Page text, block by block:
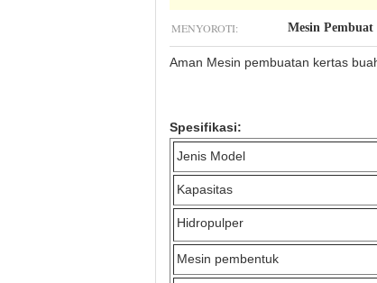
MENYOROTI: Mesin
Aman Mesin pembuatan kertas
Spesifikasi:
Jenis Model
Kapasitas
Hidropulper
Mesin pembentuk